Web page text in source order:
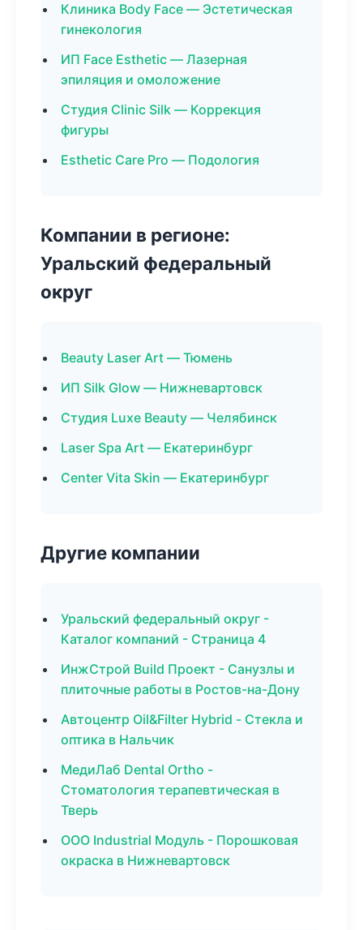
Клиника Body Face — Эстетическая
гинекология
ИП Face Esthetic — Лазерная
эпиляция и омоложение
Студия Clinic Silk — Коррекция
фигуры
Esthetic Care Pro — Подология
Компании в регионе:
Уральский федеральный
округ
Beauty Laser Art — Тюмень
ИП Silk Glow — Нижневартовск
Студия Luxe Beauty — Челябинск
Laser Spa Art — Екатеринбург
Center Vita Skin — Екатеринбург
Другие компании
Уральский федеральный округ -
Каталог компаний - Страница 4
ИнжСтрой Build Проект - Санузлы и
плиточные работы в Ростов-на-Дону
Автоцентр Oil&Filter Hybrid - Стекла и
оптика в Нальчик
МедиЛаб Dental Ortho -
Стоматология терапевтическая в
Тверь
ООО Industrial Модуль - Порошковая
окраска в Нижневартовск